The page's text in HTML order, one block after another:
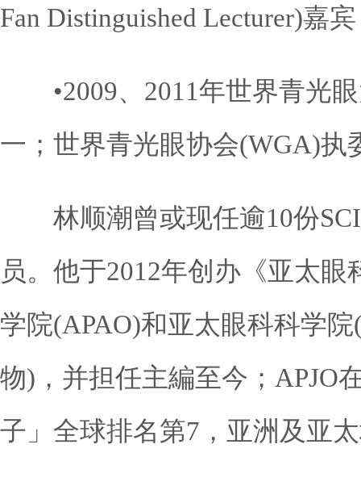
Fan Distinguished Lecturer)嘉宾
•2009、2011年世界青光眼
一；世界青光眼协会(WGA)执
林顺潮曾或现任逾10份SCI
员。他于2012年创办《亚太
学院(APAO)和亚太眼科科学
物)，并担任主編至今；APJO
子」全球排名第7，亚洲及亚